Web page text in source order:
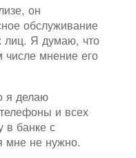
он
обслуживание
лиц. Я думаю, что
числе мнение его
я делаю
и всех
в банке с
мне не нужно.